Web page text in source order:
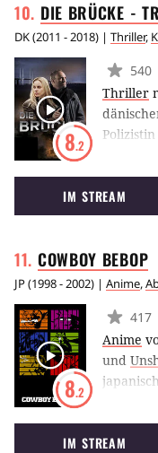
drücken
Recht.
DIE BRÜCKE -
DK(2011 - 2018) | Thriller,
8.2
540
Thriller
Leiche
IM STREAM
COWBOY BEBOP
JP(1998 - 2002) | Anime,
8.2
417
Anime
und
Jahren,
basiert.
IM STREAM